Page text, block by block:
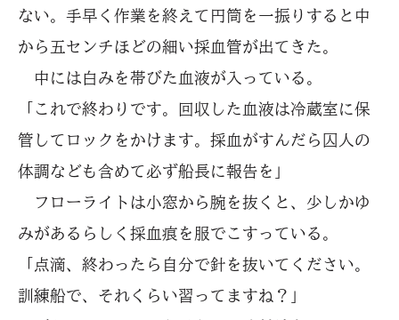
ない。手早く作業を終えて円筒を一振りすると中
から五センチほどの細い採血管が出てきた。
中には白みを帯びた血液が入っている。
「これで終わりです。回収した血液は冷蔵室に保
管してロックをかけます。採血がすんだら囚人の
体調なども含めて必ず船長に報告を」
フローライトは小窓から腕を抜くと、少しかゆ
みがあるらしく採血痕を服でこすっている。
「点滴、終わったら自分で針を抜いてください。
訓練船で、それくらい習ってますね？」